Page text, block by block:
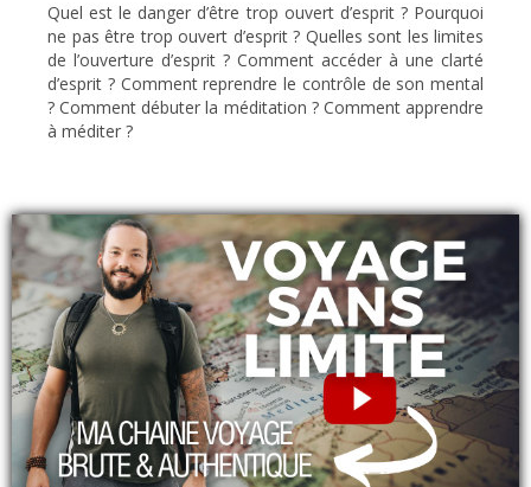
Quel est le danger d’être trop ouvert d’esprit ? Pourquoi
ne pas être trop ouvert d’esprit ? Quelles sont les limites
de l’ouverture d’esprit ? Comment accéder à une clarté
d’esprit ? Comment reprendre le contrôle de son mental
? Comment débuter la méditation ? Comment apprendre
à méditer ?